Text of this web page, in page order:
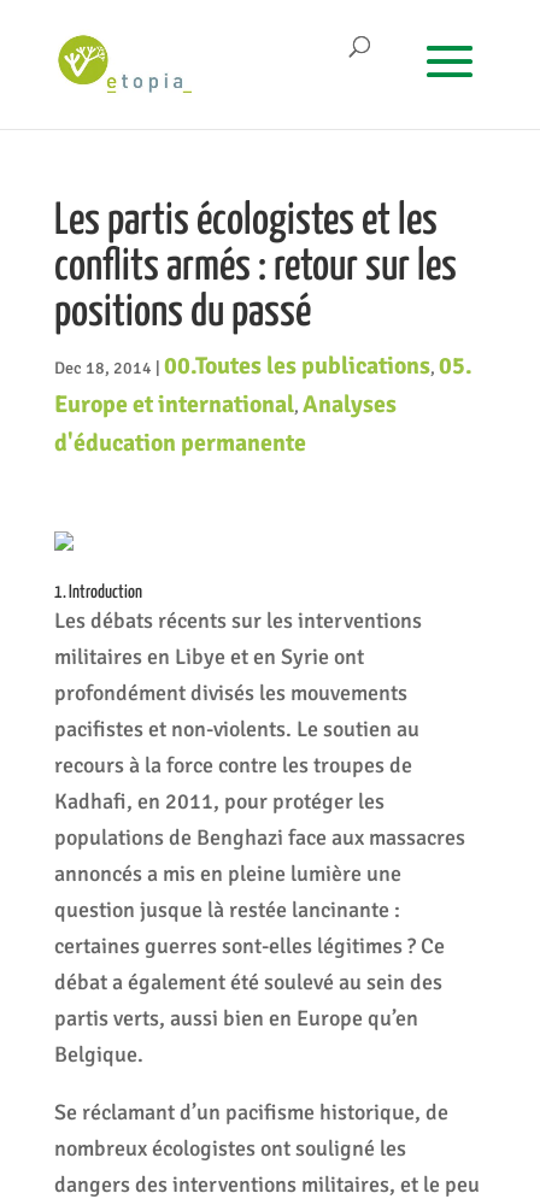
Les partis écologistes et les
conflits armés : retour sur les
positions du passé
Dec 18, 2014 00.Toutes les publications, 05.
Europe et international, Analyses
d'éducation permanente
1. Introduction
Les débats récents sur les interventions
militaires en Libye et en Syrie ont
profondément divisés les mouvements
pacifistes et non-violents. Le soutien au
recours à la force contre les troupes de
Kadhafi, en 2011, pour protéger les
populations de Benghazi face aux massacres
annoncés a mis en pleine lumière une
question jusque là restée lancinante :
certaines guerres sont-elles légitimes ? Ce
débat a également été soulevé au sein des
partis verts, aussi bien en Europe qu’en
Belgique.
Se réclamant d’un pacifisme historique, de
nombreux écologistes ont souligné les
dangers des interventions militaires, et le peu